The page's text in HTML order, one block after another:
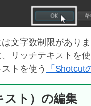
文字数制限がありま
リッチテキストを使
トを使う
「Shotcut
スト）の編集